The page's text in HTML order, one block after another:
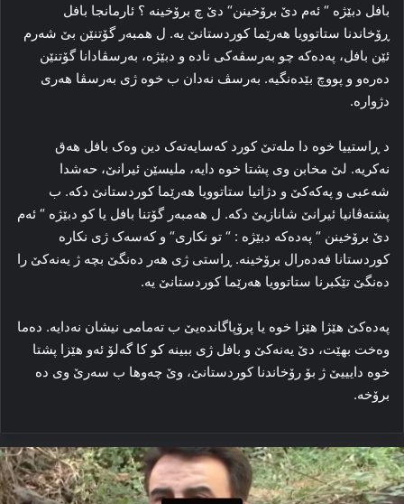
بافل دبێژه‌ “ ئه‌م دێ برۆخینن“ دێ چ برۆخینه‌ ؟ ئارمانجا بافل
ڕۆخاندنا ستاتوویا هه‌رێما کوردستانێ یه‌. ل همبه‌ر گۆتنێن بێ شه‌رم
ئێن بافل، پەدەکە چو به‌رسڤه‌کی ناده‌ و دبێژه‌، به‌رسڤادانا گۆتنێن
ده‌ره‌و و پووچ بێده‌نگیه‌. به‌رسڤ نه‌دان ب خوه‌ ژی به‌رسڤا هه‌ری
دژواره‌.
د ڕاستییا خوه‌ دا مله‌تێ کورد که‌سایه‌ته‌ک دین وه‌ک بافل هه‌ق
نه‌کریه‌. لێ مخابن وی پشتا خوه‌ دایه‌، ملیسێن ئیرانێ، حه‌شدا
شه‌عبی و پەکەکێ و دژاتیا ستاتوویا هه‌رێما کوردستانێ دکه‌. ب
پشته‌ڤانیا ئیرانێ شانازیێ دکه‌. ل هەمبه‌ر گۆتنا بافل یا کو دبێژه‌ “ ئه‌م
دێ برۆخینن “ پەدەکە دبێژه‌ : “ تو نکاری“ و که‌سه‌ک ژی نکاره‌
کوردستانا فه‌ده‌رال برۆخینه‌. ڕاستی ژی هه‌ر ده‌نگێ بچە ژ یەنەکێ را
ده‌نگێ تێکبرنا ستاتوویا هه‌رێما کوردستانێ یه‌.
پەدەکێ هێژا هێزا خوه‌ یا پرۆپاگانده‌یێ ب ته‌مامی نیشان نه‌دایه‌. ده‌ما
وه‌خت بهێت، دێ یەنەکێ و بافل ژی ببینه‌ کو کا گه‌لۆ ئه‌و هێزا پشتا
خوه‌ دایییێ ژ بۆ رۆخاندنا کوردستانێ، وێ چه‌وها ب سه‌رێ وی ده‌
برۆخه‌.